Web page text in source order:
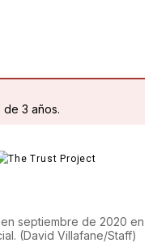
de 3 años.
septiembre de 2020 en
(David Villafane/Staff)